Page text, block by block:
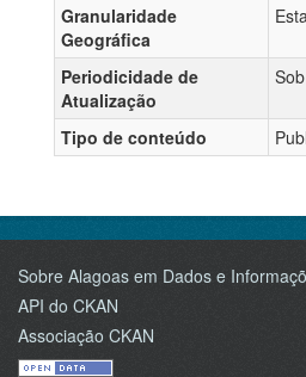
Granularidade
Geográfica
Periodicidade de
Atualização
Tipo de conteúdo
Sobre Alagoas em Dados e
API do CKAN
Associação CKAN